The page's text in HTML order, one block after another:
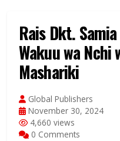
Rais Dkt.
Wakuu wa Nchi
Mashariki
Global Publishers
November 30, 2024
4,660 views
0 Comments